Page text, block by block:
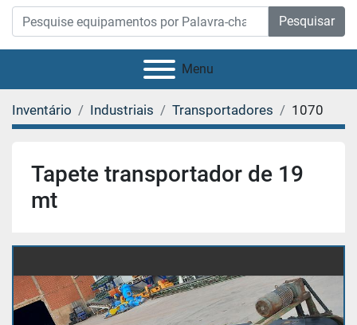
Pesquisar
Menu
Inventário Industriais Transportadores 1070
Tapete transportador de 19
mt